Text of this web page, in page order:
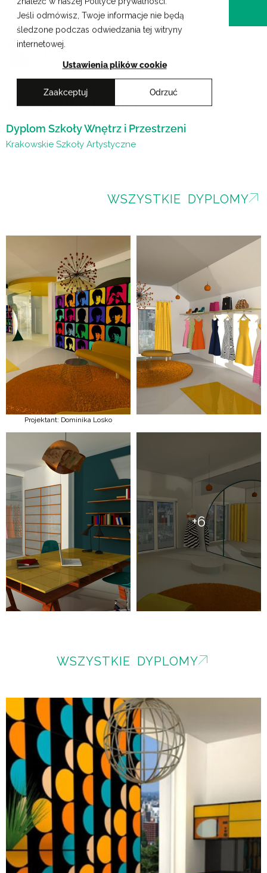
Jeśli odmówisz, Twoje informacje nie będą
śledzone podczas odwiedzania tej witryny
internetowej.
Ustawienia plików cookie
Zaakceptuj Odrzuć
Przejdź
treści
Krakowskie Szkoły Artystyczne
Iwona Płoskonka
Dyplom Szkoły Wnętrz i Przestrzeni
Krakowskie Szkoły Artystyczne
WSZYSTKIE DYPLOMY
Projektant: Dominika Losko
+6
WSZYSTKIE DYPLOMY